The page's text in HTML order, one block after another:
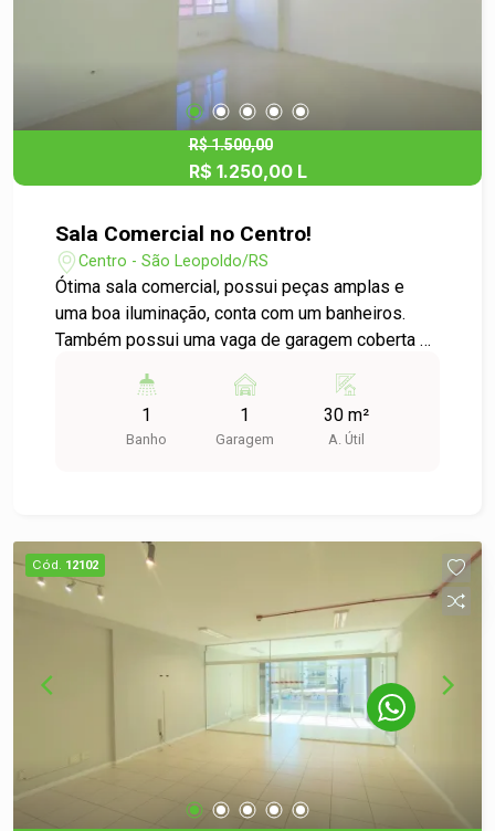
expandir suas operações! Entre em contato para
mais informações e agendamentos de visitas.
Contato: Para mais detalhes, entre em contato
pelo telefone ou e-mail. Estamos à disposição
para atender suas necessidades e apresentar
essa excelente opção de sala comercial! Seu
novo espaço comercial espera por você!
R$ 1.500,00
R$ 1.250,00 L
Sala Comercial no Centro!
Centro - São Leopoldo/RS
Ótima sala comercial, possui peças amplas e
uma boa iluminação, conta com um banheiros.
Também possui uma vaga de garagem coberta e
1
Banho
1
Garagem
30 m²
A. Útil
Cód. 12102